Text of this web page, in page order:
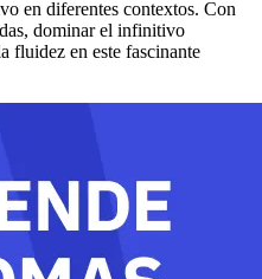
en diferentes contextos. Con
dominar el infinitivo
fluidez en este fascinante